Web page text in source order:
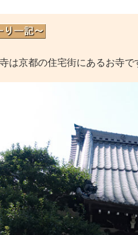
は京都の住宅街にあるお寺で